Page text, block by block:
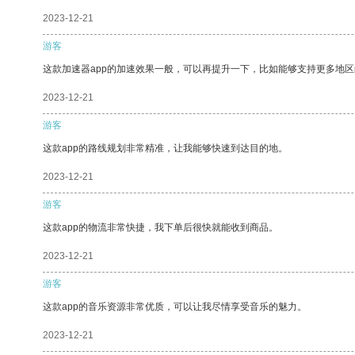
2023-12-21
游客
这款加速器app的加速效果一般，可以再提升一下，比如能够支持更多地区
2023-12-21
游客
这款app的路线规划非常精准，让我能够快速到达目的地。
2023-12-21
游客
这款app的物流非常快捷，我下单后很快就能收到商品。
2023-12-21
游客
这款app的音乐资源非常优质，可以让我尽情享受音乐的魅力。
2023-12-21